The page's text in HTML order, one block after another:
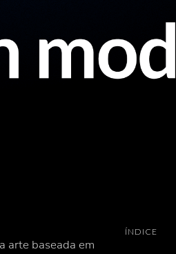
arte baseada em
ÍNDICE